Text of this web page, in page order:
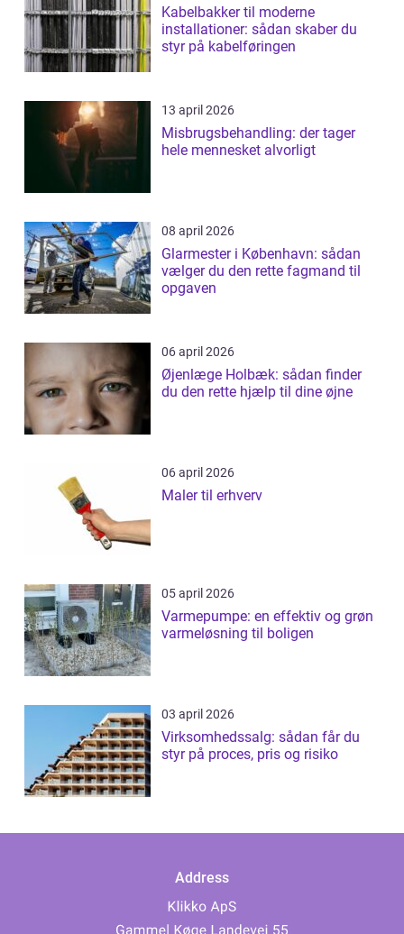
Kabelbakker til moderne
installationer: sådan skaber du
styr på kabelføringen
13 april 2026
Misbrugsbehandling: der tager
hele mennesket alvorligt
08 april 2026
Glarmester i København: sådan
vælger du den rette fagmand til
opgaven
06 april 2026
Øjenlæge Holbæk: sådan finder
du den rette hjælp til dine øjne
06 april 2026
Maler til erhverv
05 april 2026
Varmepumpe: en effektiv og grøn
varmeløsning til boligen
03 april 2026
Virksomhedssalg: sådan får du
styr på proces, pris og risiko
Address